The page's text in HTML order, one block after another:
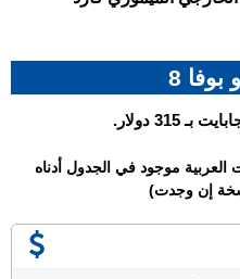
8
العربية موجود في الجدول أدناه
إن وجدت)